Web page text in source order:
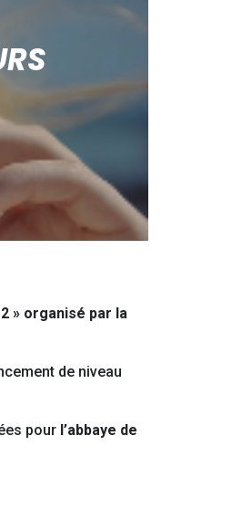
» organisé par la
de niveau
pour l’abbaye de